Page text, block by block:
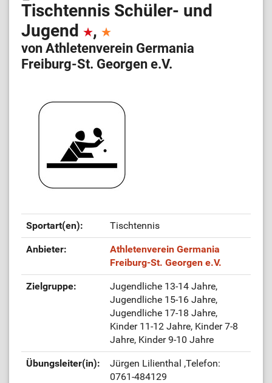
Tischtennis Schüler- und
Jugend
,
von Athletenverein Germania
Freiburg-St. Georgen e.V.
Sportart(en): Tischtennis
Anbieter:
Athletenverein Germania
Freiburg-St. Georgen e.V.
Zielgruppe:
Jugendliche 13-14 Jahre,
Jugendliche 15-16 Jahre,
Jugendliche 17-18 Jahre,
Kinder 11-12 Jahre, Kinder 7-8
Jahre, Kinder 9-10 Jahre
Übungsleiter(in): Jürgen Lilienthal ,Telefon:
0761-484129